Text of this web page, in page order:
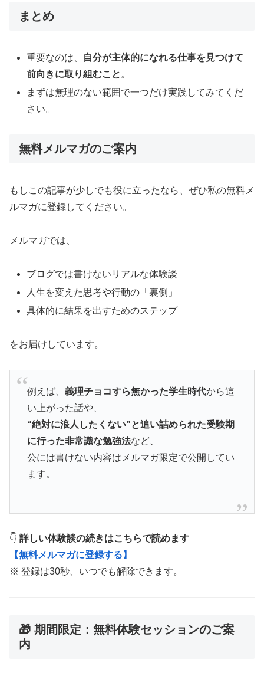
まとめ
重要なのは、
自分が主体的になれる仕事を見つけて
前向きに取り組むこと 。
まずは無理のない範囲で一つだけ実践してみてくだ
さい。
無料メルマガのご案内
もしこの記事が少しでも役に立ったなら、ぜひ私の無料メ
ルマガに登録してください。
メルマガでは、
ブログでは書けないリアルな体験談
人生を変えた思考や行動の「裏側」
具体的に結果を出すためのステップ
をお届けしています。
例えば、 義理チョコすら無かった学生時代から這
い上がった話や、
“絶対に浪人したくない”と追い詰められた受験期
に行った非常識な勉強法など、
公には書けない内容はメルマガ限定で公開してい
ます。
👇 詳しい体験談の続きはこちらで読めます
【無料メルマガに登録する】
※ 登録は30秒、いつでも解除できます。
🎁 期間限定：無料体験セッションのご案
内